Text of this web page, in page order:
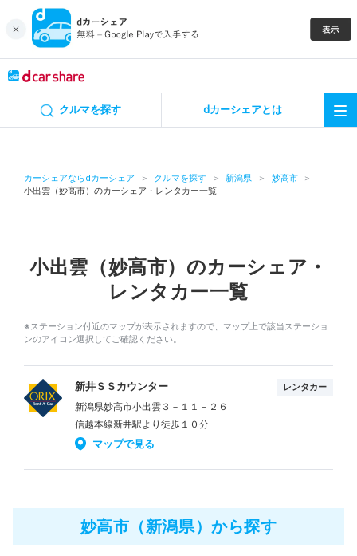
クルマを探す dカーシェアとは
カーシェアならdカーシェア クルマを探す 新潟県
妙高市
小出雲（妙高市）のカーシェア・レンタカー一覧
小出雲（妙高市）のカーシェア・
レンタカー一覧
※ステーション付近のマップが表示されますので、マップ上で該当ステーショ
ンのアイコン選択してご確認ください。
新井ＳＳカウンター レンタカー
新潟県妙高市小出雲３－１１－２６
信越本線新井駅より徒歩１０分
マップで見る
妙高市（新潟県）から探す
カーシェア
特集
アプリの使い方